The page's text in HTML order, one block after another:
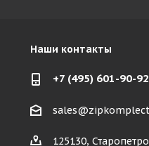
Наши контакты
+7 (495) 601-90-92
125130,